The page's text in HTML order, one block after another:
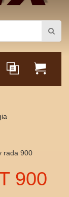
rada 900
900